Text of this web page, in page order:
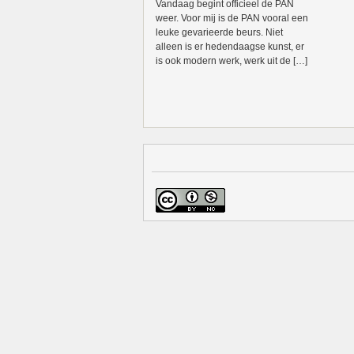
Vandaag begint officieel de PAN
weer. Voor mij is de PAN vooral een
leuke gevarieerde beurs. Niet
alleen is er hedendaagse kunst, er
is ook modern werk, werk uit de […]